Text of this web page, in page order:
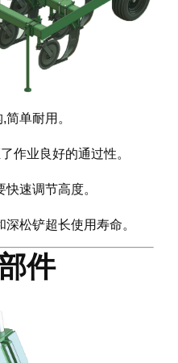
单耐用。
作业良好的通过性。
速调节高度。
松铲超长使用寿命。
件